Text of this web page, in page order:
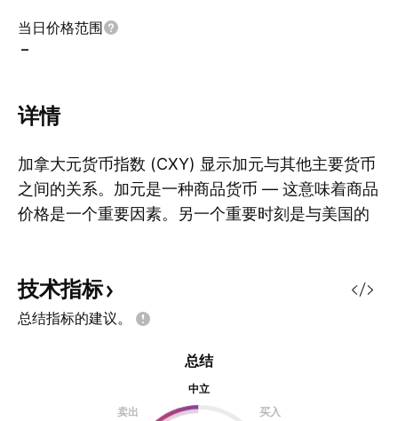
当日价格范围
–
详情
加拿大元货币指数 (CXY) 显示加元与其他主要货币
之间的关系。加元是一种商品货币 — 这意味着商品
价格是一个重要因素。另一个重要时刻是与美国的
加元汇率和该指数产生负面影响。
技术指标
总结指标的建议。
总结
中立
卖出
买入